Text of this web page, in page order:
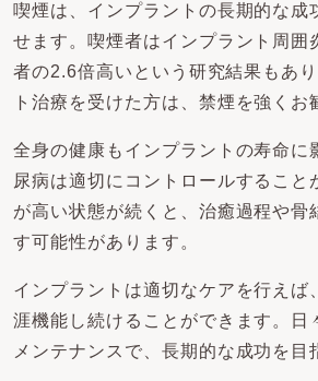
喫煙は、インプラントの長期的な成
せます。喫煙者はインプラント周囲
者の2.6倍高いという研究結果もあ
ト治療を受けた方は、禁煙を強くお
全身の健康もインプラントの寿命に
尿病は適切にコントロールすること
が高い状態が続くと、治癒過程や骨
す可能性があります。
インプラントは適切なケアを行えば
涯機能し続けることができます。日
メンテナンスで、長期的な成功を目